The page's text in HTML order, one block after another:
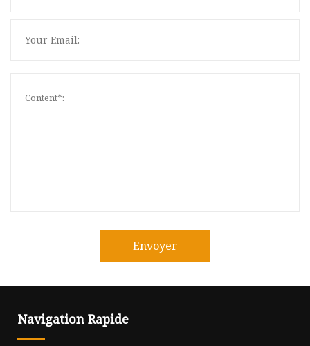
Envoyer
Navigation Rapide